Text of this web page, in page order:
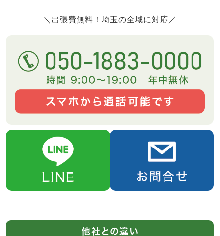
＼出張費無料！埼玉の全域に対応／
他社との違い